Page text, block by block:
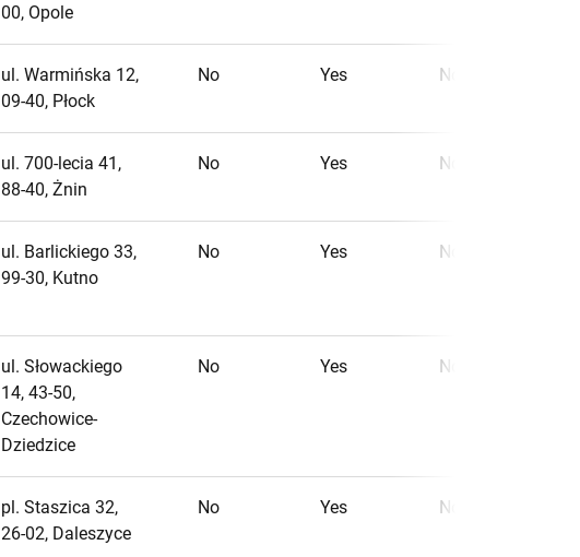
00, Opole
ul. Warmińska 12,
09-40, Płock
No Yes No
ul. 700-lecia 41,
88-40, Żnin
No Yes No
ul. Barlickiego 33,
99-30, Kutno
No Yes No
ul. Słowackiego
14, 43-50,
Czechowice-
Dziedzice
No Yes No
pl. Staszica 32,
26-02, Daleszyce
No Yes No